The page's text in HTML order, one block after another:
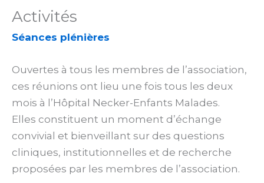
Activités
Séances plénières
Ouvertes à tous les membres de l’association,
ces réunions ont lieu une fois tous les deux
mois à l’Hôpital Necker-Enfants Malades.
Elles constituent un moment d’échange
convivial et bienveillant sur des questions
cliniques, institutionnelles et de recherche
proposées par les membres de l’association.